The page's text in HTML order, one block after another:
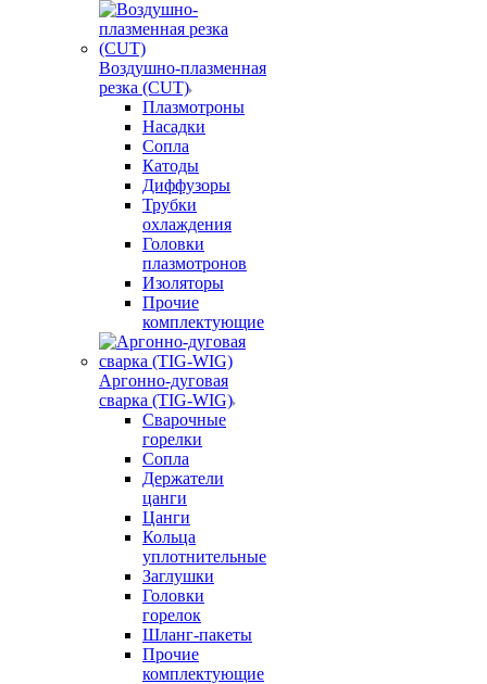
Воздушно-плазменная
резка (CUT)
Плазмотроны
Насадки
Сопла
Катоды
Диффузоры
Трубки
охлаждения
Головки
плазмотронов
Изоляторы
Прочие
комплектующие
Аргонно-дуговая
сварка (TIG-WIG)
Сварочные
горелки
Сопла
Держатели
цанги
Цанги
Кольца
уплотнительные
Заглушки
Головки
горелок
Шланг-пакеты
Прочие
комплектующие